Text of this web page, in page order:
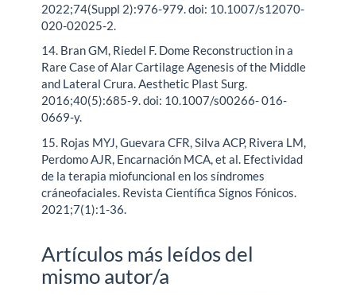
2022;74(Suppl 2):976-979. doi: 10.1007/s12070-
020-02025-2.
14. Bran GM, Riedel F. Dome Reconstruction in a
Rare Case of Alar Cartilage Agenesis of the Middle
and Lateral Crura. Aesthetic Plast Surg.
2016;40(5):685-9. doi: 10.1007/s00266- 016-
0669-y.
15. Rojas MYJ, Guevara CFR, Silva ACP, Rivera LM,
Perdomo AJR, Encarnación MCA, et al. Efectividad
de la terapia miofuncional en los síndromes
cráneofaciales. Revista Científica Signos Fónicos.
2021;7(1):1-36.
Artículos más leídos del
mismo autor/a